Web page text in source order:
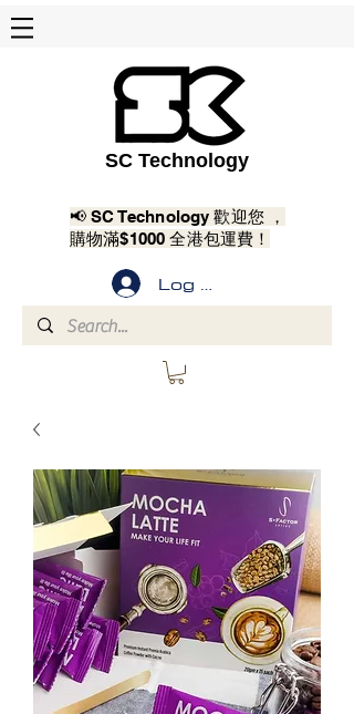
SC Technology
📢 SC Technology 歡迎您 ，
購物滿$1000 全港包運費！
Log In